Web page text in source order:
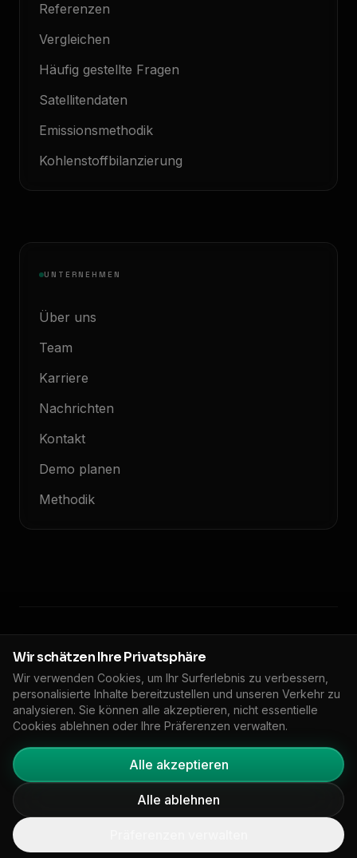
Referenzen
Vergleichen
Häufig gestellte Fragen
Satellitendaten
Emissionsmethodik
Kohlenstoffbilanzierung
UNTERNEHMEN
Über uns
Team
Karriere
Nachrichten
Kontakt
Demo planen
Methodik
© 2026 Floodlight. Alle Rechte vorbehalten.
DatenschutzrichtlinieNutzungsbedingungenCookie-Richtlinie
DPAImpressum Cookie-Einstellungen 🇩🇪DE
Wir schätzen Ihre Privatsphäre
Wir verwenden Cookies, um Ihr Surferlebnis zu verbessern,
personalisierte Inhalte bereitzustellen und unseren Verkehr zu
analysieren. Sie können alle akzeptieren, nicht essentielle
Cookies ablehnen oder Ihre Präferenzen verwalten.
Alle akzeptieren
Alle ablehnen